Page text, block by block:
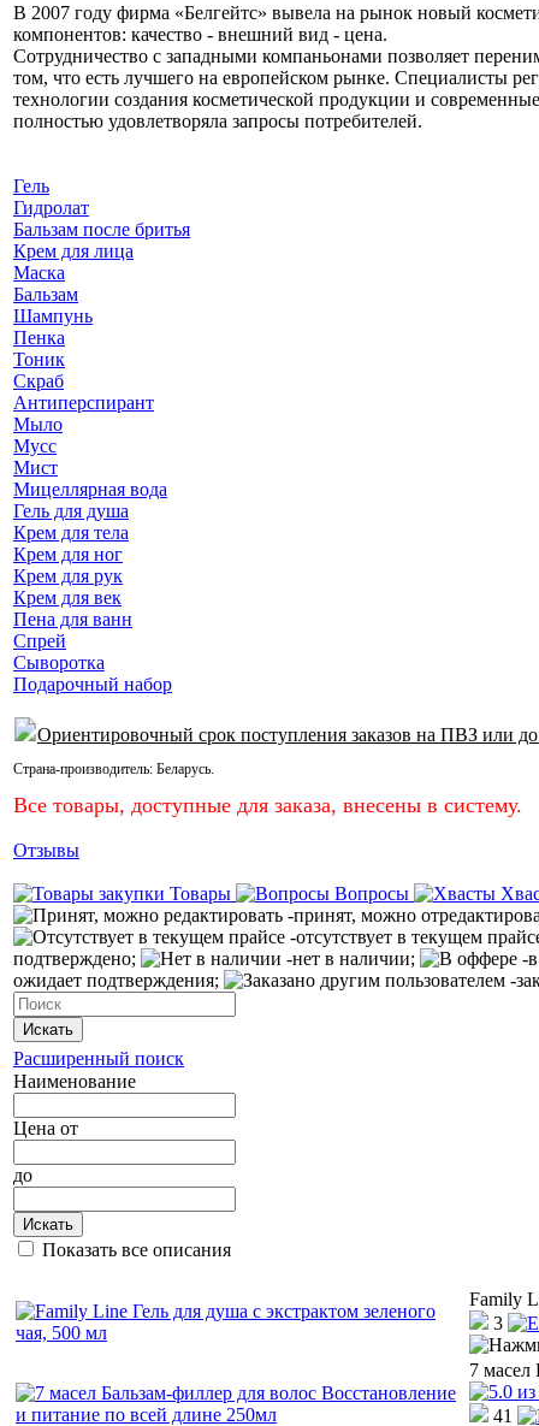
В 2007 году фирма «Белгейтс» вывела на рынок новый
компонентов: качество - внешний вид - цена.
Сотрудничество с западными компаньонами позволяет
том, что есть лучшего на европейском рынке. Специалисты
технологии создания косметической продукции и
полностью удовлетворяла запросы потребителей.
Гель
Гидролат
Бальзам после бритья
Крем для лица
Маска
Бальзам
Шампунь
Пенка
Тоник
Скраб
Антиперспирант
Мыло
Мусс
Мист
Мицеллярная вода
Гель для душа
Крем для тела
Крем для ног
Крем для рук
Крем для век
Пена для ванн
Спрей
Сыворотка
Подарочный набор
Ориентировочный срок поступления заказов на ПВЗ или
Страна-производитель: Беларусь.
Все товары, доступные для заказа, внесены в систему.
Отзывы
Товары Вопросы
-принят, можно
-отсутствует в текущем
подтверждено;
-нет в наличии;
-
ожидает подтверждения;
-
Искать
Расширенный поиск
Наименование
Цена от
до
Искать
Показать все описания
Family
3
7 масел
41